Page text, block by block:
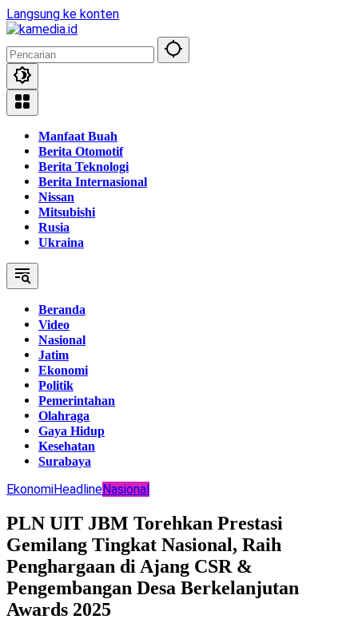
Langsung ke konten
Manfaat Buah
Berita Otomotif
Berita Teknologi
Berita Internasional
Nissan
Mitsubishi
Rusia
Ukraina
Beranda
Video
Nasional
Jatim
Ekonomi
Politik
Pemerintahan
Olahraga
Gaya Hidup
Kesehatan
Surabaya
EkonomiHeadlineNasional
PLN UIT JBM Torehkan Prestasi
Gemilang Tingkat Nasional, Raih
Penghargaan di Ajang CSR &
Pengembangan Desa Berkelanjutan
Awards 2025